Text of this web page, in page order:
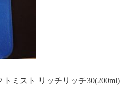
ミスト リッチリッチ30(200ml)